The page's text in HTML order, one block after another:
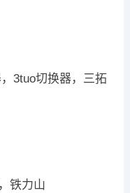
3tuo切换器，三拓
铁力山